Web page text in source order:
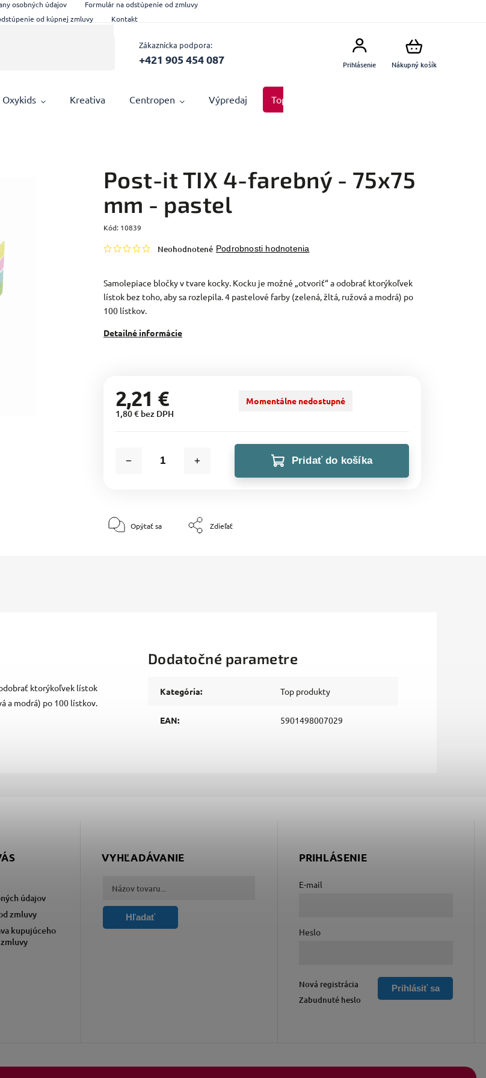
osobných údajov
Formulár na odstúpenie od zmluvy
od kúpnej zmluvy
Kontakt
Zákaznícka podpora:
+421 905 454 087 Nákupný košík
Prihlásenie
Oxykids Kreativa Centropen Výpredaj Top produkty
Post-it TIX 4-farebný - 75x75
mm - pastel
Kód: 10839
Neohodnotené Podrobnosti hodnotenia
Samolepiace bločky v tvare kocky. Kocku je možné „otvoriť“ a odobrať ktorýkoľvek
lístok bez toho, aby sa rozlepila. 4 pastelové farby (zelená, žltá, ružová a modrá) po
100 lístkov.
Detailné informácie
2,21 €
1,80 € bez DPH
Momentálne nedostupné
Pridať do košíka
Opýtať sa Zdieľať
ktorýkoľvek lístok
a modrá) po 100 lístkov.
Dodatočné parametre
Kategória: Top produkty
EAN: 5901498007029
údajov
zmluvy
kupujúceho
VYHĽADÁVANIE
Hľadať
PRIHLÁSENIE
E-mail
Heslo
Prihlásiť sa
Nová registrácia
Zabudnuté heslo